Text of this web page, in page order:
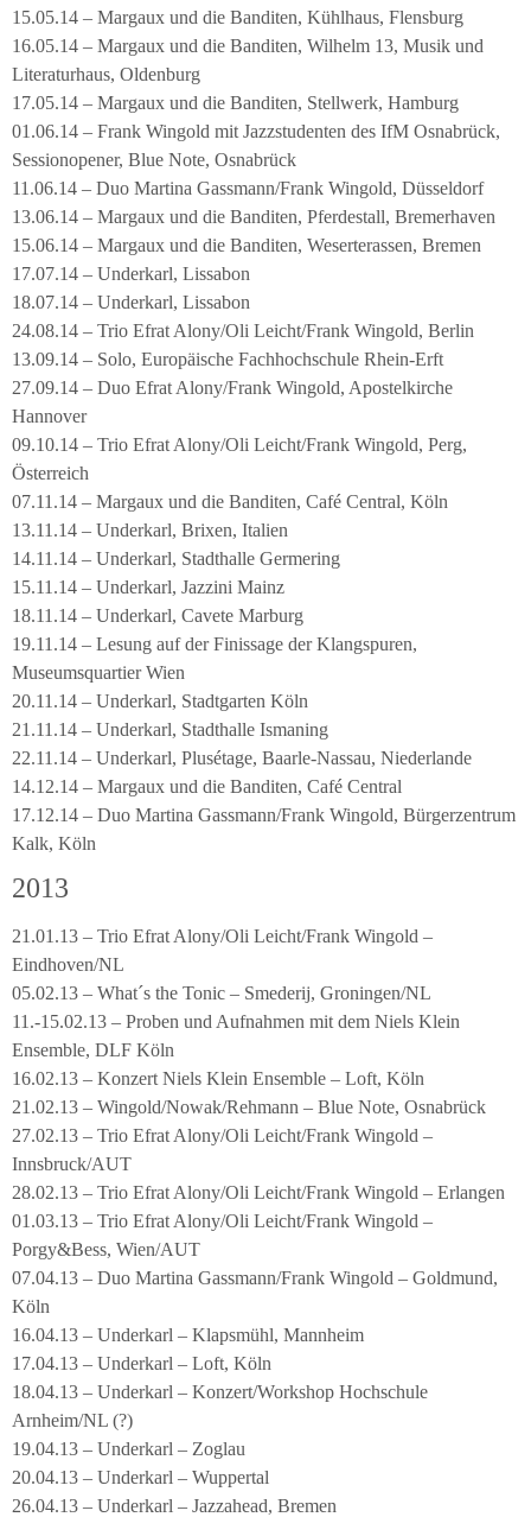
15.05.14 – Margaux und die Banditen, Kühlhaus, Flensburg
16.05.14 – Margaux und die Banditen, Wilhelm 13, Musik und
Literaturhaus, Oldenburg
17.05.14 – Margaux und die Banditen, Stellwerk, Hamburg
01.06.14 – Frank Wingold mit Jazzstudenten des IfM Osnabrück,
Sessionopener, Blue Note, Osnabrück
11.06.14 – Duo Martina Gassmann/Frank Wingold, Düsseldorf
13.06.14 – Margaux und die Banditen, Pferdestall, Bremerhaven
15.06.14 – Margaux und die Banditen, Weserterassen, Bremen
17.07.14 – Underkarl, Lissabon
18.07.14 – Underkarl, Lissabon
24.08.14 – Trio Efrat Alony/Oli Leicht/Frank Wingold, Berlin
13.09.14 – Solo, Europäische Fachhochschule Rhein-Erft
27.09.14 – Duo Efrat Alony/Frank Wingold, Apostelkirche
Hannover
09.10.14 – Trio Efrat Alony/Oli Leicht/Frank Wingold, Perg,
Österreich
07.11.14 – Margaux und die Banditen, Café Central, Köln
13.11.14 – Underkarl, Brixen, Italien
14.11.14 – Underkarl, Stadthalle Germering
15.11.14 – Underkarl, Jazzini Mainz
18.11.14 – Underkarl, Cavete Marburg
19.11.14 – Lesung auf der Finissage der Klangspuren,
Museumsquartier Wien
20.11.14 – Underkarl, Stadtgarten Köln
21.11.14 – Underkarl, Stadthalle Ismaning
22.11.14 – Underkarl, Plusétage, Baarle-Nassau, Niederlande
14.12.14 – Margaux und die Banditen, Café Central
17.12.14 – Duo Martina Gassmann/Frank Wingold, Bürgerzentrum
Kalk, Köln
2013
21.01.13 – Trio Efrat Alony/Oli Leicht/Frank Wingold –
Eindhoven/NL
05.02.13 – What´s the Tonic – Smederij, Groningen/NL
11.-15.02.13 – Proben und Aufnahmen mit dem Niels Klein
Ensemble, DLF Köln
16.02.13 – Konzert Niels Klein Ensemble – Loft, Köln
21.02.13 – Wingold/Nowak/Rehmann – Blue Note, Osnabrück
27.02.13 – Trio Efrat Alony/Oli Leicht/Frank Wingold –
Innsbruck/AUT
28.02.13 – Trio Efrat Alony/Oli Leicht/Frank Wingold – Erlangen
01.03.13 – Trio Efrat Alony/Oli Leicht/Frank Wingold –
Porgy&Bess, Wien/AUT
07.04.13 – Duo Martina Gassmann/Frank Wingold – Goldmund,
Köln
16.04.13 – Underkarl – Klapsmühl, Mannheim
17.04.13 – Underkarl – Loft, Köln
18.04.13 – Underkarl – Konzert/Workshop Hochschule
Arnheim/NL (?)
19.04.13 – Underkarl – Zoglau
20.04.13 – Underkarl – Wuppertal
26.04.13 – Underkarl – Jazzahead, Bremen